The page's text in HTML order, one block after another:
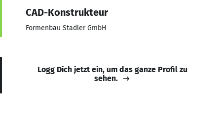
CAD-Konstrukteur
Formenbau Stadler GmbH
Logg Dich jetzt ein, um das ganze Profil zu
sehen.